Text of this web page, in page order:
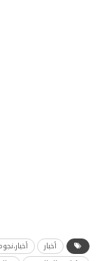
أخبار